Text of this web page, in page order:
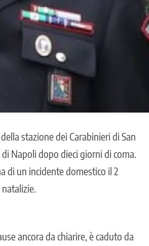
stazione dei Carabinieri di San
Napoli dopo dieci giorni di coma.
di un incidente domestico il 2
ancora da chiarire, è caduto da